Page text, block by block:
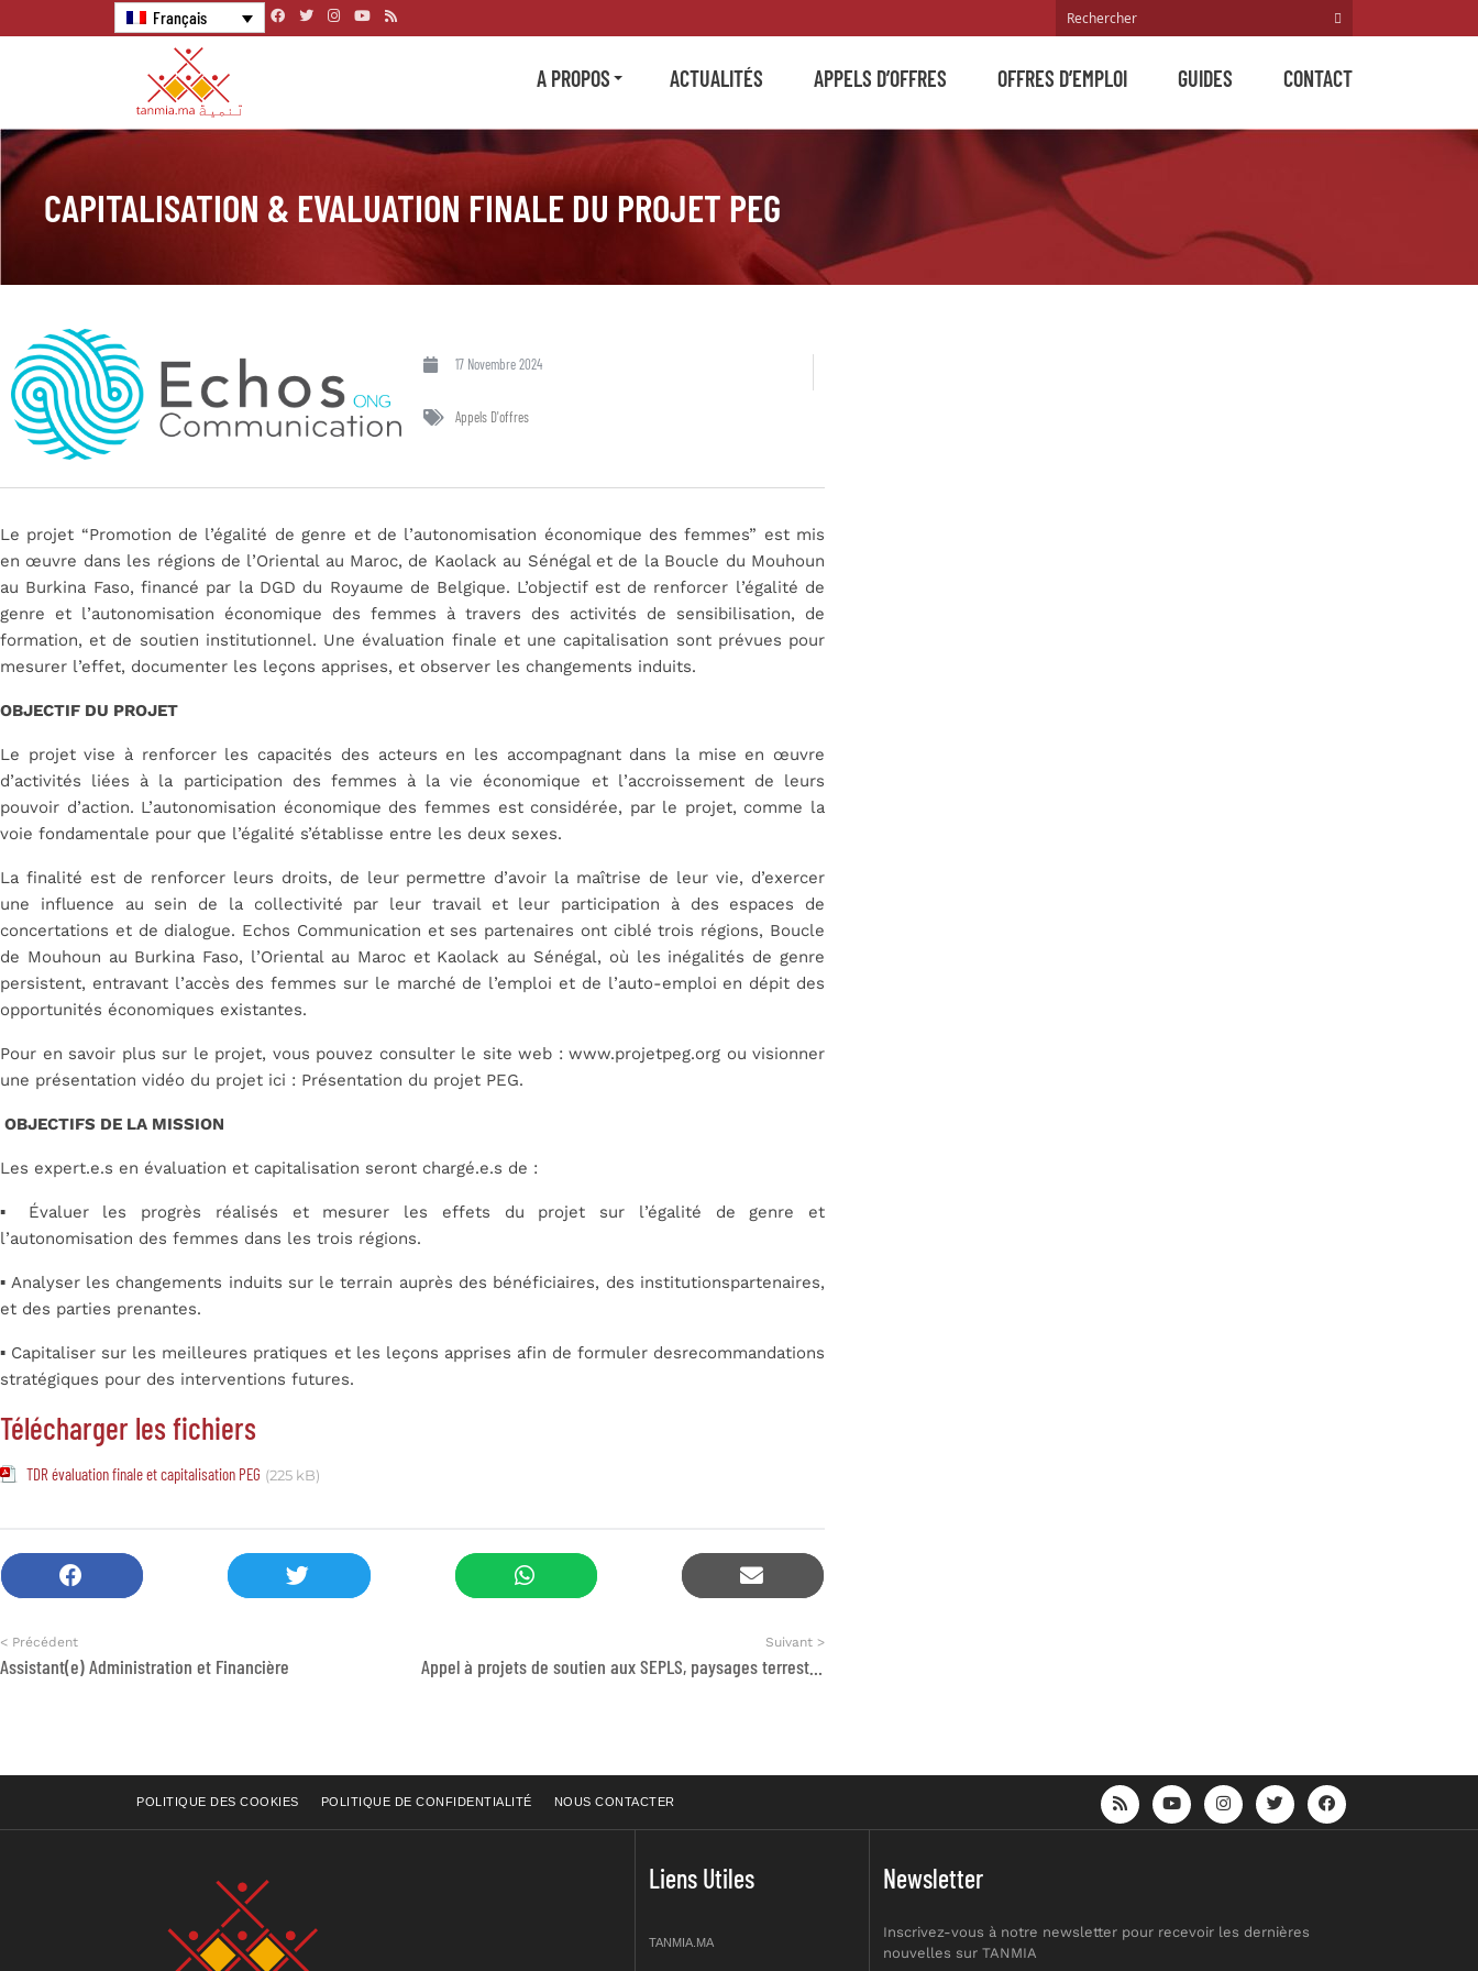
Français
A PROPOS ACTUALITÉS APPELS D’OFFRES OFFRES D’EMPLOI GUIDES CONTACT
CAPITALISATION & EVALUATION FINALE DU PROJET PEG
17 Novembre 2024
Appels D'offres
Le projet “Promotion de l’égalité de genre et de l’autonomisation économique des femmes” est mis
en œuvre dans les régions de l’Oriental au Maroc, de Kaolack au Sénégal et de la Boucle du Mouhoun
au Burkina Faso, financé par la DGD du Royaume de Belgique. L’objectif est de renforcer l’égalité de
genre et l’autonomisation économique des femmes à travers des activités de sensibilisation, de
formation, et de soutien institutionnel. Une évaluation finale et une capitalisation sont prévues pour
mesurer l’effet, documenter les leçons apprises, et observer les changements induits.
OBJECTIF DU PROJET
Le projet vise à renforcer les capacités des acteurs en les accompagnant dans la mise en œuvre
d’activités liées à la participation des femmes à la vie économique et l’accroissement de leurs
pouvoir d’action. L’autonomisation économique des femmes est considérée, par le projet, comme la
voie fondamentale pour que l’égalité s’établisse entre les deux sexes.
La finalité est de renforcer leurs droits, de leur permettre d’avoir la maîtrise de leur vie, d’exercer
une influence au sein de la collectivité par leur travail et leur participation à des espaces de
concertations et de dialogue. Echos Communication et ses partenaires ont ciblé trois régions, Boucle
de Mouhoun au Burkina Faso, l’Oriental au Maroc et Kaolack au Sénégal, où les inégalités de genre
persistent, entravant l’accès des femmes sur le marché de l’emploi et de l’auto-emploi en dépit des
opportunités économiques existantes.
Pour en savoir plus sur le projet, vous pouvez consulter le site web : www.projetpeg.org ou visionner
une présentation vidéo du projet ici : Présentation du projet PEG.
OBJECTIFS DE LA MISSION
Les expert.e.s en évaluation et capitalisation seront chargé.e.s de :
▪ Évaluer les progrès réalisés et mesurer les effets du projet sur l’égalité de genre et
l’autonomisation des femmes dans les trois régions.
▪ Analyser les changements induits sur le terrain auprès des bénéficiaires, des institutionspartenaires,
et des parties prenantes.
▪ Capitaliser sur les meilleures pratiques et les leçons apprises afin de formuler desrecommandations
stratégiques pour des interventions futures.
Télécharger les fichiers
TDR évaluation finale et capitalisation PEG (225 kB)
< Précédent
Assistant(e) Administration et Financière
Suivant >
Appel à projets de soutien aux SEPLS, paysages terrestres et marins de production socio-écologique
POLITIQUE DES COOKIES POLITIQUE DE CONFIDENTIALITÉ NOUS CONTACTER
Liens Utiles
TANMIA.MA
Newsletter
Inscrivez-vous à notre newsletter pour recevoir les dernières
nouvelles sur TANMIA